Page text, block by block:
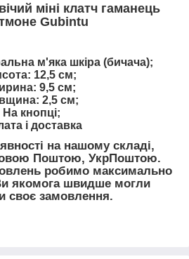
міні клатч гаманець
Gubintu
м'яка шкіра (бичача);
12,5 см;
9,5 см;
2,5 см;
На кнопці;
і доставка
на нашому складі,
Поштою, УкрПоштою.
робимо максимально
якомога швидше могли
своє замовлення.